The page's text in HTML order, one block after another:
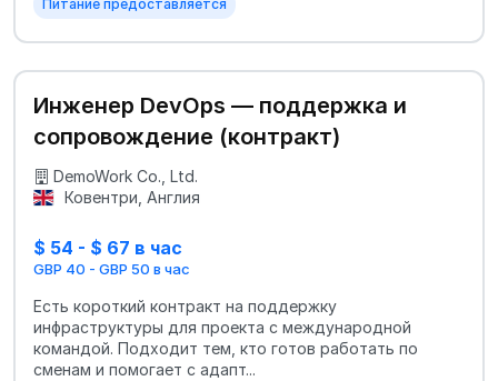
Питание предоставляется
Инженер DevOps — поддержка и
сопровождение (контракт)
DemoWork Co., Ltd.
Ковентри, Англия
$ 54 - $ 67 в час
GBP 40 - GBP 50 в час
Есть короткий контракт на поддержку
инфраструктуры для проекта с международной
командой. Подходит тем, кто готов работать по
сменам и помогает с адапт...